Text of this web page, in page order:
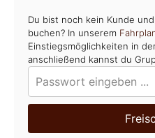
Du bist noch kein Kunde
buchen? In unserem
Einstiegsmöglichkeiten in
anschließend kannst du